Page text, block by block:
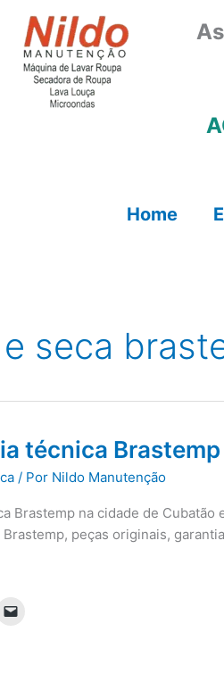
Home
e seca
técnica
/ Por Nildo Manutenção
Brastemp na cidade de
peças originais,